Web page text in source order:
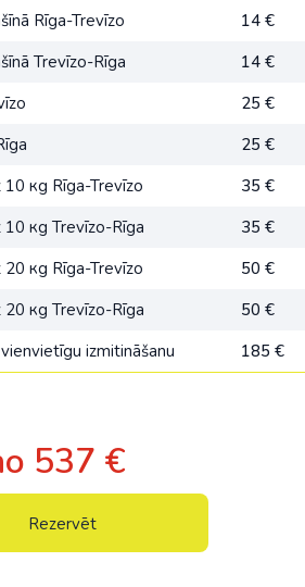
Rīga-Trevīzo
14 €
Trevīzo-Rīga
14 €
25 €
25 €
кg Rīga-Trevīzo
35 €
кg Trevīzo-Rīga
35 €
кg Rīga-Trevīzo
50 €
кg Trevīzo-Rīga
50 €
izmitināšanu
185 €
537 €
Rezervēt